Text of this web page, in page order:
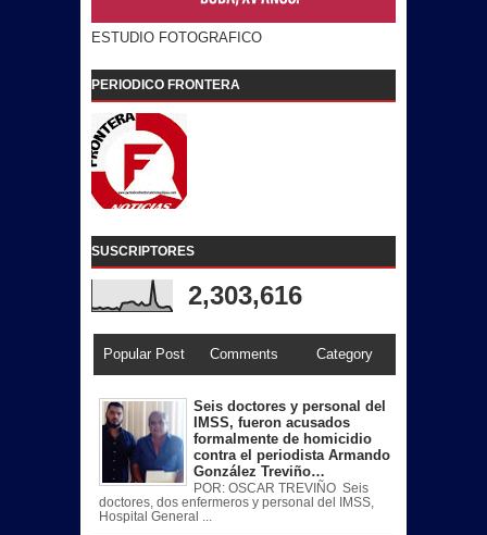
ESTUDIO FOTOGRAFICO
PERIODICO FRONTERA
SUSCRIPTORES
2,303,616
Popular Post Comments Category
Seis doctores y personal del
IMSS, fueron acusados
formalmente de homicidio
contra el periodista Armando
González Treviño…
POR: OSCAR TREVIÑO Seis
doctores, dos enfermeros y personal del IMSS,
Hospital General ...